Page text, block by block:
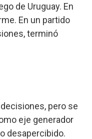
de Uruguay. En
En un partido
terminó
pero se
eje generador
desapercibido.